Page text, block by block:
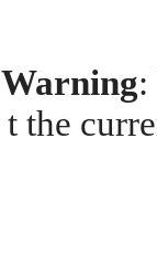
Warning:
t the